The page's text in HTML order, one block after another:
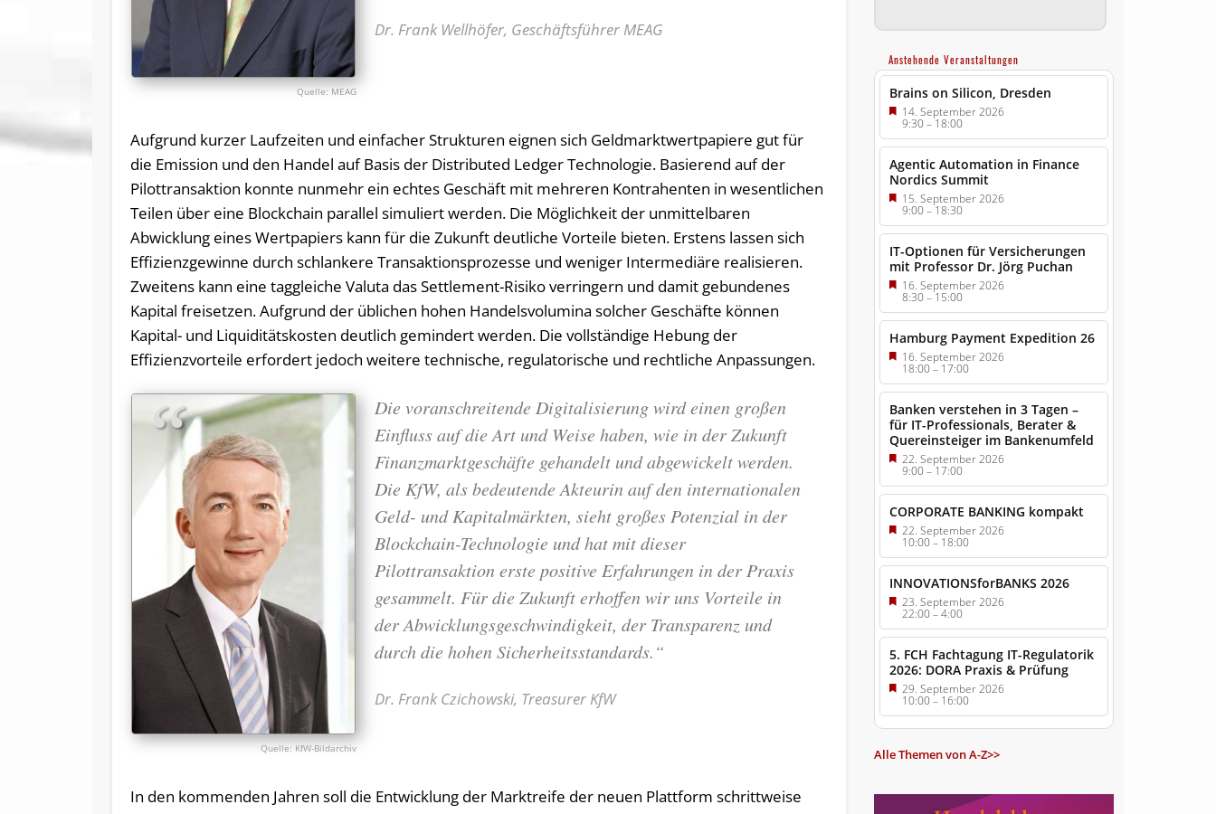
MEAG
Dr. Frank Wellhöfer, Geschäftsführer MEAG
Aufgrund kurzer Laufzeiten und einfacher Strukturen eignen sich Geldmarktwertpapiere gut für
die Emission und den Handel auf Basis der Distributed Ledger Technologie. Basierend auf der
Pilottransaktion konnte nunmehr ein echtes Geschäft mit mehreren Kontrahenten in wesentlichen
Teilen über eine Blockchain parallel simuliert werden. Die Möglichkeit der unmittelbaren
Abwicklung eines Wertpapiers kann für die Zukunft deutliche Vorteile bieten. Erstens lassen sich
Effizienzgewinne durch schlankere Transaktionsprozesse und weniger Intermediäre realisieren.
Zweitens kann eine taggleiche Valuta das Settlement-Risiko verringern und damit gebundenes
Kapital freisetzen. Aufgrund der üblichen hohen Handelsvolumina solcher Geschäfte können
Kapital- und Liquiditätskosten deutlich gemindert werden. Die vollständige Hebung der
Effizienzvorteile erfordert jedoch weitere technische, regulatorische und rechtliche Anpassungen.
KfW-Bildarchiv
Die voranschreitende Digitalisierung wird einen großen
Einfluss auf die Art und Weise haben, wie in der Zukunft
Finanzmarktgeschäfte gehandelt und abgewickelt werden.
Die KfW, als bedeutende Akteurin auf den internationalen
Geld- und Kapitalmärkten, sieht großes Potenzial in der
Blockchain-Technologie und hat mit dieser
Pilottransaktion erste positive Erfahrungen in der Praxis
gesammelt. Für die Zukunft erhoffen wir uns Vorteile in
der Abwicklungsgeschwindigkeit, der Transparenz und
durch die hohen Sicherheitsstandards.“
Dr. Frank Czichowski, Treasurer KfW
In den kommenden Jahren soll die Entwicklung der Marktreife der neuen Plattform schrittweise
Anstehende Veranstaltungen
Brains on Silicon, Dresden
14. September 2026
9:30–18:00
Agentic Automation in Finance
Nordics Summit
15. September 2026
9:00–18:30
IT-Optionen für Versicherungen
mit Professor Dr. Jörg Puchan
16. September 2026
8:30–15:00
Hamburg Payment Expedition 26
16. September 2026
18:00– 17:00
Banken verstehen in 3 Tagen –
für IT-Professionals, Berater &
Quereinsteiger im Bankenumfeld
22. September 2026
9:00–17:00
CORPORATE BANKING kompakt
22. September 2026
10:00– 18:00
INNOVATIONSforBANKS 2026
23. September 2026
22:00–4:00
5. FCH Fachtagung IT-Regulatorik
2026: DORA Praxis & Prüfung
29. September 2026
10:00– 16:00
Alle Themen von A-Z>>